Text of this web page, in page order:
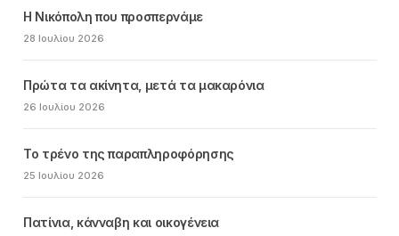
Η Νικόπολη που προσπερνάμε
28 Ιουλίου 2026
Πρώτα τα ακίνητα, μετά τα μακαρόνια
26 Ιουλίου 2026
Το τρένο της παραπληροφόρησης
25 Ιουλίου 2026
Πατίνια, κάνναβη και οικογένεια